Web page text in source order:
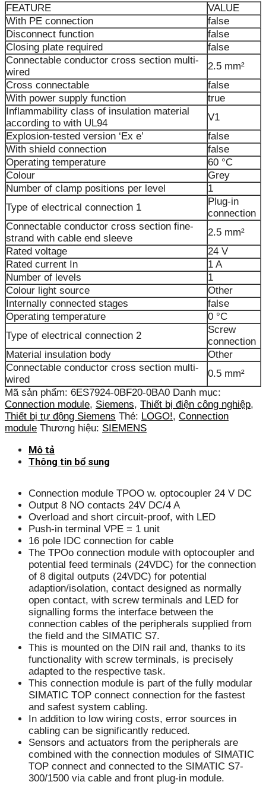
FEATURE
VALUE
With PE connection
false
Disconnect function
false
Closing plate required
false
Connectable conductor cross section multi-
wired
2.5 mm²
Cross connectable
false
With power supply function
true
Inflammability class of insulation material
according to with UL94
V1
Explosion-tested version ‘Ex e’
false
With shield connection
false
Operating temperature
60 °C
Colour
Grey
Number of clamp positions per level
1
Type of electrical connection 1
Plug-in
connection
Connectable conductor cross section fine-
strand with cable end sleeve
2.5 mm²
Rated voltage
24 V
Rated current In
1 A
Number of levels
1
Colour light source
Other
Internally connected stages
false
Operating temperature
0 °C
Type of electrical connection 2
Screw
connection
Material insulation body
Other
Connectable conductor cross section multi-
wired
0.5 mm²
Mã sản phẩm: 6ES7924-0BF20-0BA0 Danh mục:
Connection module, Siemens, Thiết bị điện công nghiệp,
Thiết bị tự động Siemens Thẻ: LOGO!, Connection
module Thương hiệu: SIEMENS
Mô tả
Thông tin bổ sung
Connection module TPOO w. optocoupler 24 V DC
Output 8 NO contacts 24V DC/4 A
Overload and short circuit-proof, with LED
Push-in terminal VPE = 1 unit
16 pole IDC connection for cable
The TPOo connection module with optocoupler and
potential feed terminals (24VDC) for the connection
of 8 digital outputs (24VDC) for potential
adaption/isolation, contact designed as normally
open contact, with screw terminals and LED for
signalling forms the interface between the
connection cables of the peripherals supplied from
the field and the SIMATIC S7.
This is mounted on the DIN rail and, thanks to its
functionality with screw terminals, is precisely
adapted to the respective task.
This connection module is part of the fully modular
SIMATIC TOP connect connection for the fastest
and safest system cabling.
In addition to low wiring costs, error sources in
cabling can be significantly reduced.
Sensors and actuators from the peripherals are
combined with the connection modules of SIMATIC
TOP connect and connected to the SIMATIC S7-
300/1500 via cable and front plug-in module.